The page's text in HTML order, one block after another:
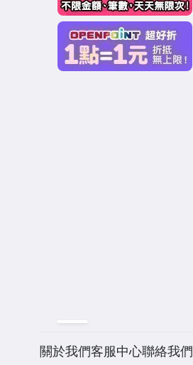
關於我們客服中心聯絡我們